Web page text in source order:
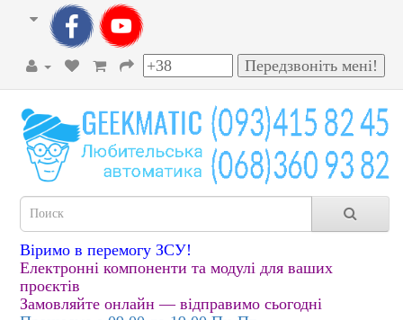
Віримо в перемогу ЗСУ!
Електронні компоненти та модулі для ваших
проєктів
Замовляйте онлайн — відправимо сьогодні